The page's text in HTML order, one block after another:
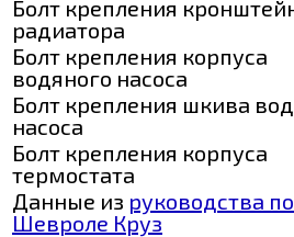
Болт крепления
радиатора
Болт крепления корпуса
водяного насоса
Болт крепления шкива
насоса
Болт крепления корпуса
термостата
Данные из руководства
Шевроле Круз